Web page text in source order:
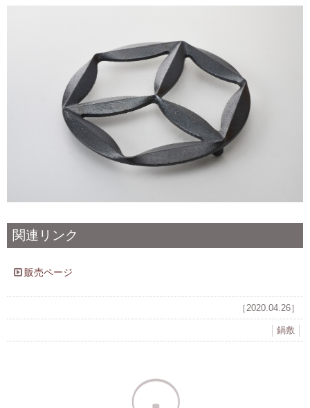
関連リンク
販売ページ
［2020.04.26］
鍋敷